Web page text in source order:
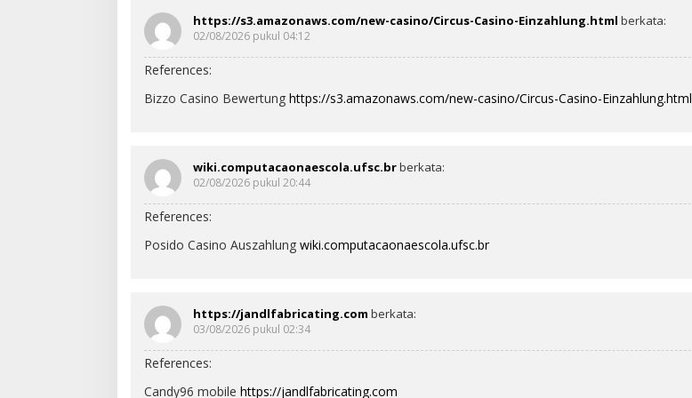
https://s3.amazonaws.com/new-casino/Circus-Casino-Einzahlung.html berkata:
02/08/2026 pukul 04:12
References:
Bizzo Casino Bewertung https://s3.amazonaws.com/new-casino/Circus-Casino-Einzahlung.html
wiki.computacaonaescola.ufsc.brberkata:
02/08/2026 pukul 20:44
References:
Posido Casino Auszahlung wiki.computacaonaescola.ufsc.br
https://jandlfabricating.com berkata:
03/08/2026 pukul 02:34
References:
Candy96 mobile https://jandlfabricating.com